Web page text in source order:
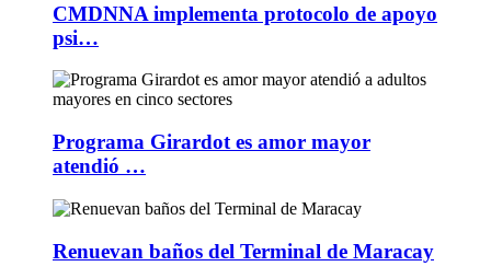
CMDNNA implementa protocolo de apoyo
psi…
Programa Girardot es amor mayor
atendió …
Renuevan baños del Terminal de Maracay